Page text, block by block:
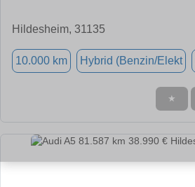
Hildesheim, 31135
10.000 km Hybrid (Benzin/Elekt
★